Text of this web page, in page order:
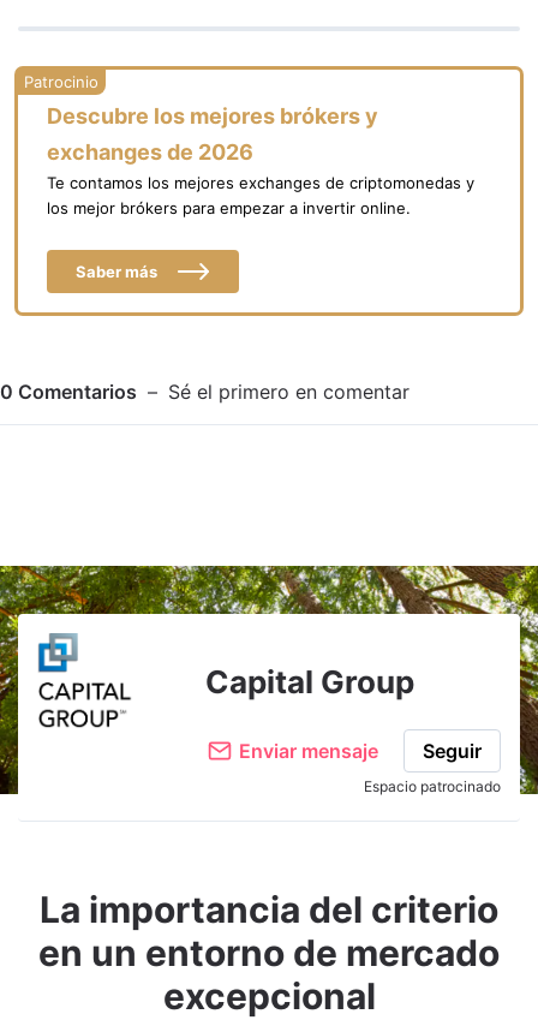
Descubre los mejores brókers y
exchanges de 2026
Te contamos los mejores exchanges de criptomonedas y
los mejor brókers para empezar a invertir online.
Saber más
0 Comentarios Sé el primero en comentar
Adjuntar imagen Comentar
Capital Group
Enviar mensaje Seguir
Espacio patrocinado
La importancia del criterio
en un entorno de mercado
excepcional